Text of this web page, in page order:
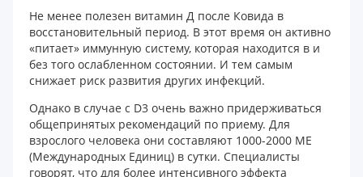
Не менее полезен витамин Д после Ковида в
восстановительный период. В этот время он активно
«питает» иммунную систему, которая находится в и
без того ослабленном состоянии. И тем самым
снижает риск развития других инфекций.
Однако в случае с D3 очень важно придерживаться
общепринятых рекомендаций по приему. Для
взрослого человека они составляют 1000-2000 МЕ
(Международных Единиц) в сутки. Специалисты
говорят, что для более интенсивного эффекта